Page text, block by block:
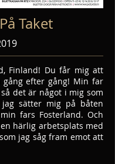
Taket
Finland! Du får mig att
gång efter gång! Min far
det är något i mig som
sätter mig på båten
fars Fosterland. Och
härlig arbetsplats med
jag såg fram emot att